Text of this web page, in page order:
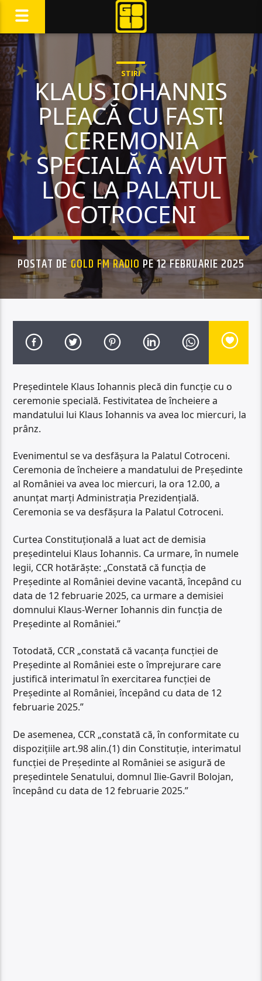
STIRI
KLAUS IOHANNIS
PLEACĂ CU FAST!
CEREMONIA
SPECIALĂ A AVUT
LOC LA PALATUL
COTROCENI
POSTAT DEGOLD FM RADIO PE 12 FEBRUARIE 2025
Președintele Klaus Iohannis plecă din funcție cu o
ceremonie specială. Festivitatea de încheiere a
mandatului lui Klaus Iohannis va avea loc miercuri, la
prânz.
Evenimentul se va desfășura la Palatul Cotroceni.
Ceremonia de încheiere a mandatului de Președinte
al României va avea loc miercuri, la ora 12.00, a
anunțat marți Administrația Prezidențială.
Ceremonia se va desfășura la Palatul Cotroceni.
Curtea Constituțională a luat act de demisia
președintelui Klaus Iohannis. Ca urmare, în numele
legii, CCR hotărăște: „Constată că funcția de
Președinte al României devine vacantă, începând cu
data de 12 februarie 2025, ca urmare a demisiei
domnului Klaus-Werner Iohannis din funcția de
Președinte al României.”
Totodată, CCR „constată că vacanța funcției de
Președinte al României este o împrejurare care
justifică interimatul în exercitarea funcției de
Președinte al României, începând cu data de 12
februarie 2025.”
De asemenea, CCR „constată că, în conformitate cu
dispozițiile art.98 alin.(1) din Constituție, interimatul
funcției de Președinte al României se asigură de
președintele Senatului, domnul Ilie-Gavril Bolojan,
începând cu data de 12 februarie 2025.”